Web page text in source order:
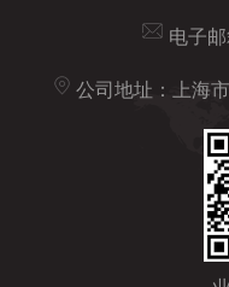
电子邮
公司地址：上海